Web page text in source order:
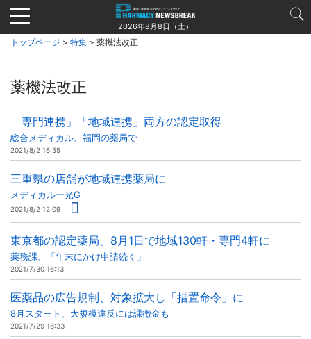
Jump
to
navigation
2026年8月8日（土）
トップページ > 特集 > 薬機法改正
薬機法改正
「専門連携」「地域連携」両方の認定取得
総合メディカル、福岡の薬局で
2021/8/2 16:55
三重県の店舗が地域連携薬局に
メディカル一光G
2021/8/2 12:09
東京都の認定薬局、8月1日で地域130軒・専門4軒に
薬務課、「年末にかけ申請続く」
2021/7/30 16:13
医薬品の広告規制、対象拡大し「措置命令」に
8月スタート、大規模違反には課徴金も
2021/7/29 16:33